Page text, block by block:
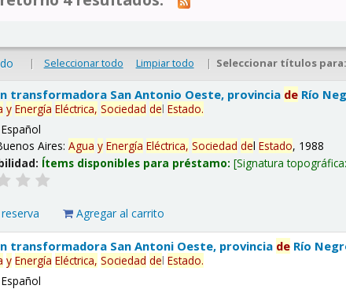
| Seleccionar todo Limpiar todo | Seleccionar títulos para:
transformadora San Antonio Oeste, provincia de Río
y Energía Eléctrica, Sociedad delEstado.
Español
Aires:Agua y Energía Eléctrica, Sociedad delEstado, 1988
Ítems disponibles para préstamo: Signatura
Agregar al carrito
transformadora San Antoni Oeste, provincia de Río
y Energía Eléctrica, Sociedad delEstado.
Español